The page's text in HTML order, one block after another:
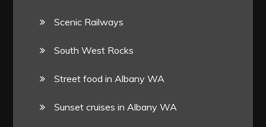
Scenic Railways
South West Rocks
Street food in Albany WA
Sunset cruises in Albany WA